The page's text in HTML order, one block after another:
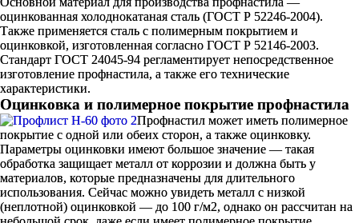
оцинкованная холоднокатаная сталь (ГОСТ Р 52246-2004).
Также применяется сталь с полимерным покрытием и
оцинковкой, изготовленная согласно ГОСТ Р 52146-2003.
Стандарт ГОСТ 24045-94 регламентирует непосредственное
изготовление профнастила, а также его технические
характеристики.
Оцинковка и полимерное покрытие профнастила
Профнастил может иметь полимерное
покрытие с одной или обеих сторон, а также оцинковку.
Параметры оцинковки имеют большое значение — такая
обработка защищает металл от коррозии и должна быть у
материалов, которые предназначены для длительного
использования. Сейчас можно увидеть металл с низкой
(неплотной) оцинковкой — до 100 г/м2, однако он рассчитан на